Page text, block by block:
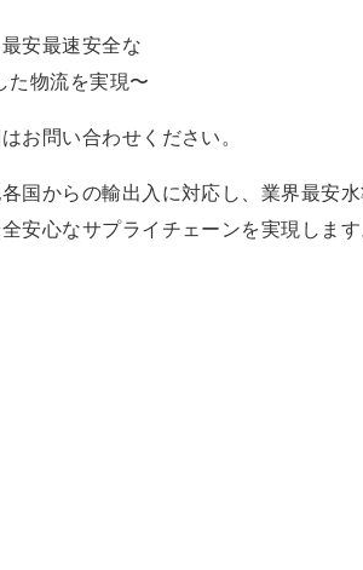
安最速安全な
た物流を実現〜
お問い合わせください。
国からの輸出入に対応し、業界最安
安心なサプライチェーンを実現します